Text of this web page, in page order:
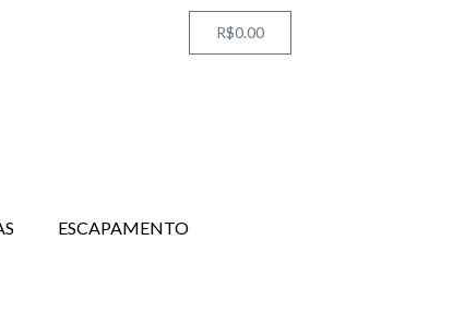
R$0.00Cart
ESCAPAMENTO